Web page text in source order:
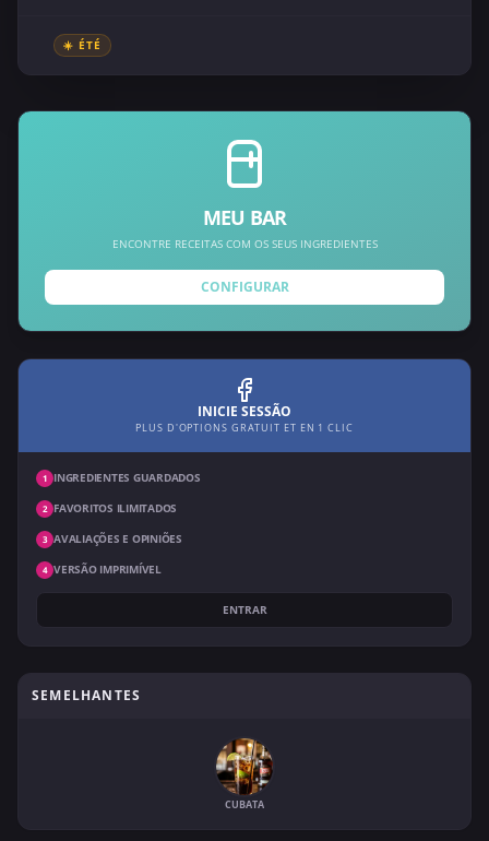
☀️ ÉTÉ
MEU BAR
ENCONTRE RECEITAS COM OS SEUS INGREDIENTES
CONFIGURAR
INICIE SESSÃO
PLUS D'OPTIONS GRATUIT ET EN 1 CLIC
1 INGREDIENTES GUARDADOS
2 FAVORITOS ILIMITADOS
3 AVALIAÇÕES E OPINIÕES
4 VERSÃO IMPRIMÍVEL
ENTRAR
SEMELHANTES
CUBATA